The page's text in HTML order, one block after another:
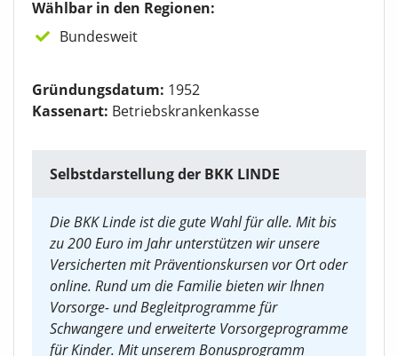
Wählbar in den Regionen:
Bundesweit
Gründungsdatum: 1952
Kassenart: Betriebskrankenkasse
Selbstdarstellung der BKK LINDE
Die BKK Linde ist die gute Wahl für alle. Mit bis
zu 200 Euro im Jahr unterstützen wir unsere
Versicherten mit Präventionskursen vor Ort oder
online. Rund um die Familie bieten wir Ihnen
Vorsorge- und Begleitprogramme für
Schwangere und erweiterte Vorsorgeprogramme
für Kinder. Mit unserem Bonusprogramm